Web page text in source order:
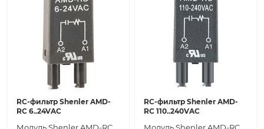
RC-фильтр Shenler AMD-
RC 6..24VAC
RC-фильтр Shenler AMD-
RC 110..240VAC